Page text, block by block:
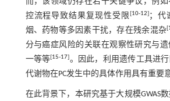
控流程导致结果复现性受限 [10-12]；代
烟、药物等多因素干扰，存在残余混杂[
分与癌症风险的关联在观察性研究与
一等等[15-17]。因此，利用遗传工具进
代谢物在PC发生中的具体作用具有重要
在此背景下，本研究基于大规模GWAS